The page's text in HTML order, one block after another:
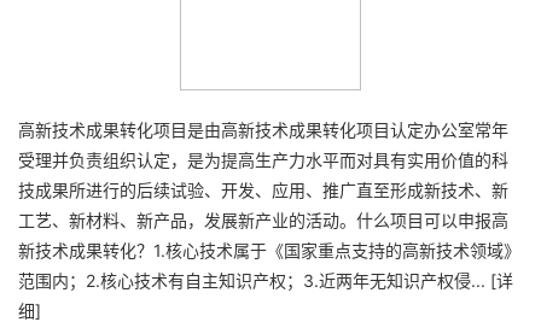
高新技术成果转化项目是由高新技术成果转化项目认定办公室常年
受理并负责组织认定，是为提高生产力水平而对具有实用价值的科
技成果所进行的后续试验、开发、应用、推广直至形成新技术、新
工艺、新材料、新产品，发展新产业的活动。什么项目可以申报高
新技术成果转化？1.核心技术属于《国家重点支持的高新技术领域》
范围内；2.核心技术有自主知识产权；3.近两年无知识产权侵... [详
细]